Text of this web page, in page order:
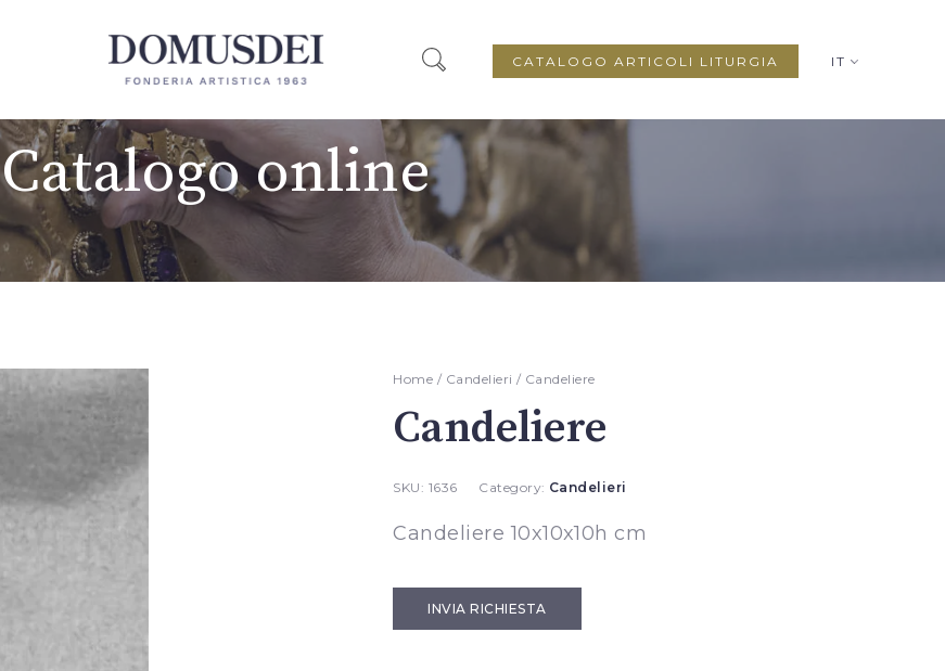
IT
CATALOGO ARTICOLI LITURGIA
Catalogo online
Home / Candelieri / Candeliere
Candeliere
SKU: 1636 Category: Candelieri
Candeliere 10x10x10h cm
INVIA RICHIESTA